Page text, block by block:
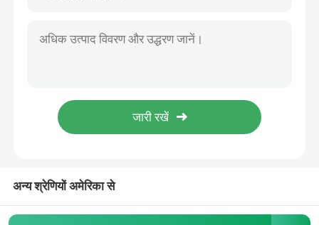
एल्यूमिनियम एक्सट्रूज़न प्रोफाइल
एल्यूमीनियम पन्नी रोल
अन्य श्रेणियों अमेरिका से